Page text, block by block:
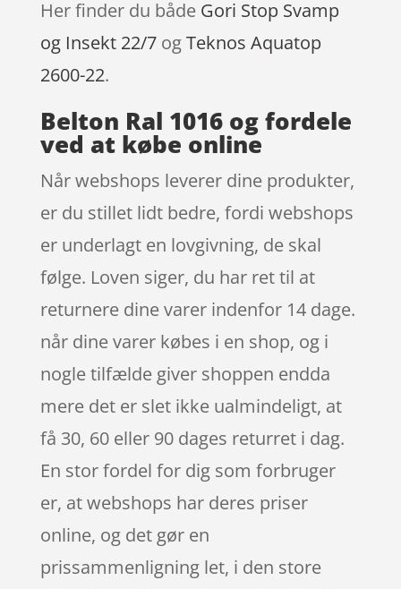
Her finder du både Gori Stop Svamp
og Insekt 22/7ogTeknos Aquatop
2600-22.
Belton Ral 1016 og fordele
ved at købe online
Når webshops leverer dine produkter,
er du stillet lidt bedre, fordi webshops
er underlagt en lovgivning, de skal
følge. Loven siger, du har ret til at
returnere dine varer indenfor 14 dage.
når dine varer købes i en shop, og i
nogle tilfælde giver shoppen endda
mere det er slet ikke ualmindeligt, at
få 30, 60 eller 90 dages returret i dag.
En stor fordel for dig som forbruger
er, at webshops har deres priser
online, og det gør en
prissammenligning let, i den store